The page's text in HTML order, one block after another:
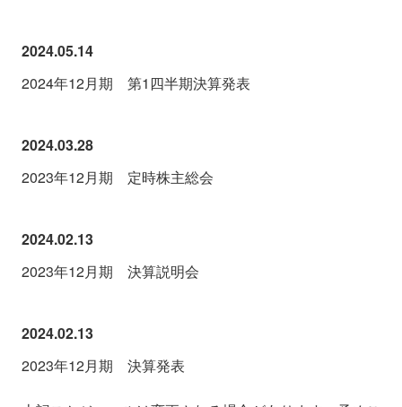
2024.05.14
2024年12月期 第1四半期決算発表
2024.03.28
2023年12月期 定時株主総会
2024.02.13
2023年12月期 決算説明会
2024.02.13
2023年12月期 決算発表